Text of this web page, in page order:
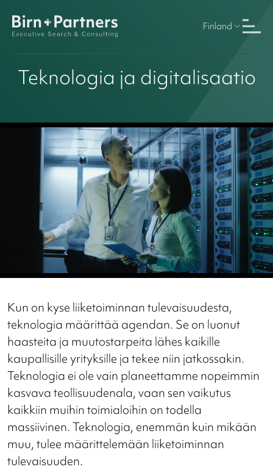
Finland
Teknologia ja digitalisaatio
Kun on kyse liiketoiminnan tulevaisuudesta,
teknologia määrittää agendan. Se on luonut
haasteita ja muutostarpeita lähes kaikille
kaupallisille yrityksille ja tekee niin jatkossakin.
Teknologia ei ole vain planeettamme nopeimmin
kasvava teollisuudenala, vaan sen vaikutus
kaikkiin muihin toimialoihin on todella
massiivinen. Teknologia, enemmän kuin mikään
muu, tulee määrittelemään liiketoiminnan
tulevaisuuden.